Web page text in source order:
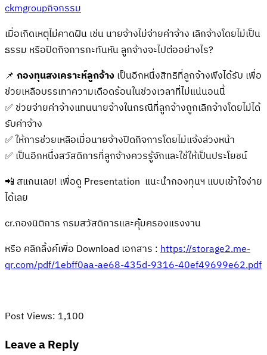
ckmgroupกิจกรรม
เมื่อเกิดเหตุไม่คาดฝัน เช่น นายจ้างไม่จ่ายค่าจ้าง เลิกจ้างโดยไม่เป็น
ธรรม หรือปิดกิจการกะทันหัน ลูกจ้างจะไปต่ออย่างไร?
📌 กองทุนสงเคราะห์ลูกจ้างเป็นอีกหนึ่งสิทธิที่ลูกจ้างพึงได้รับ เพื่อ
ช่วยเหลือบรรเทาความเดือดร้อนในช่วงเวลาที่ไม่แน่นอนนี้
✅ ช่วยจ่ายค่าจ้างแทนนายจ้างในกรณีที่ลูกจ้างถูกเลิกจ้างโดยไม่ได้
รับค่าจ้าง
✅ ให้การช่วยเหลือเมื่อนายจ้างปิดกิจการโดยไม่แจ้งล่วงหน้า
✅ เป็นอีกหนึ่งสวัสดิการที่ลูกจ้างควรรู้จักและใช้ให้เป็นประโยชน์
📲 สแกนเลย! เพื่อดู Presentation แนะนำกองทุนฯ แบบเข้าใจง่าย
ได้เลย
cr.กองนิติการ กรมสวัสดิการและคุ้มครองแรงงาน
หรือ คลิกลิ้งค์เพื่อ Download เอกสาร :https://storage2.me-
qr.com/pdf/1ebff0aa-ae68-435d-9316-40ef49699e62.pdf
Post Views: 1,100
Leave a Reply